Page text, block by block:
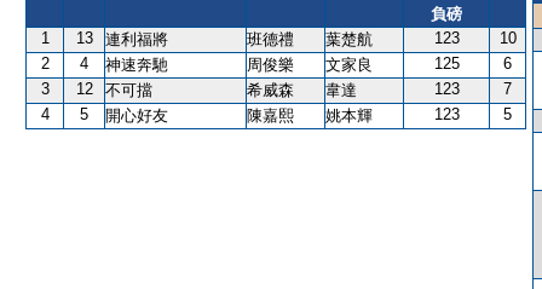
負磅
1 13 連利福將 班德禮 葉楚航 123
10
2
4 神速奔馳 周俊樂 文家良 125
6
3
12 不可擋 希威森 韋達 123
7
4
5 開心好友 陳嘉熙 姚本輝 123 5